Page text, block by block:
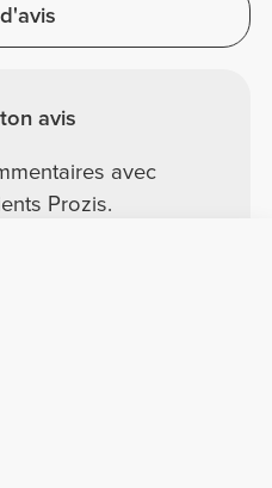
avis
avec
Prozis.